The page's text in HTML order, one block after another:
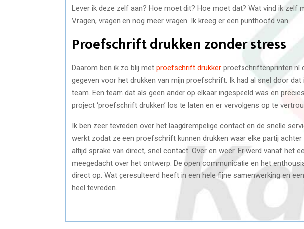
Lever ik deze zelf aan? Hoe moet dit? Hoe moet dat? Wat vind ik zelf
Vragen, vragen en nog meer vragen. Ik kreeg er een punthoofd van.
Proefschrift drukken zonder stress
Daarom ben ik zo blij met proefschrift drukker proefschriftenprinten.nl
gegeven voor het drukken van mijn proefschrift. Ik had al snel door
team. Een team dat als geen ander op elkaar ingespeeld was en
project ‘proefschrift drukken’ los te laten en er vervolgens op te
Ik ben zeer tevreden over het laagdrempelige contact en de snelle
werkt zodat ze een proefschrift kunnen drukken waar elke partij achter
altijd sprake van direct, snel contact. Over en weer. Er werd vanaf het
meegedacht over het ontwerp. De open communicatie en het
direct op. Wat geresulteerd heeft in een hele fijne samenwerking en
heel tevreden.